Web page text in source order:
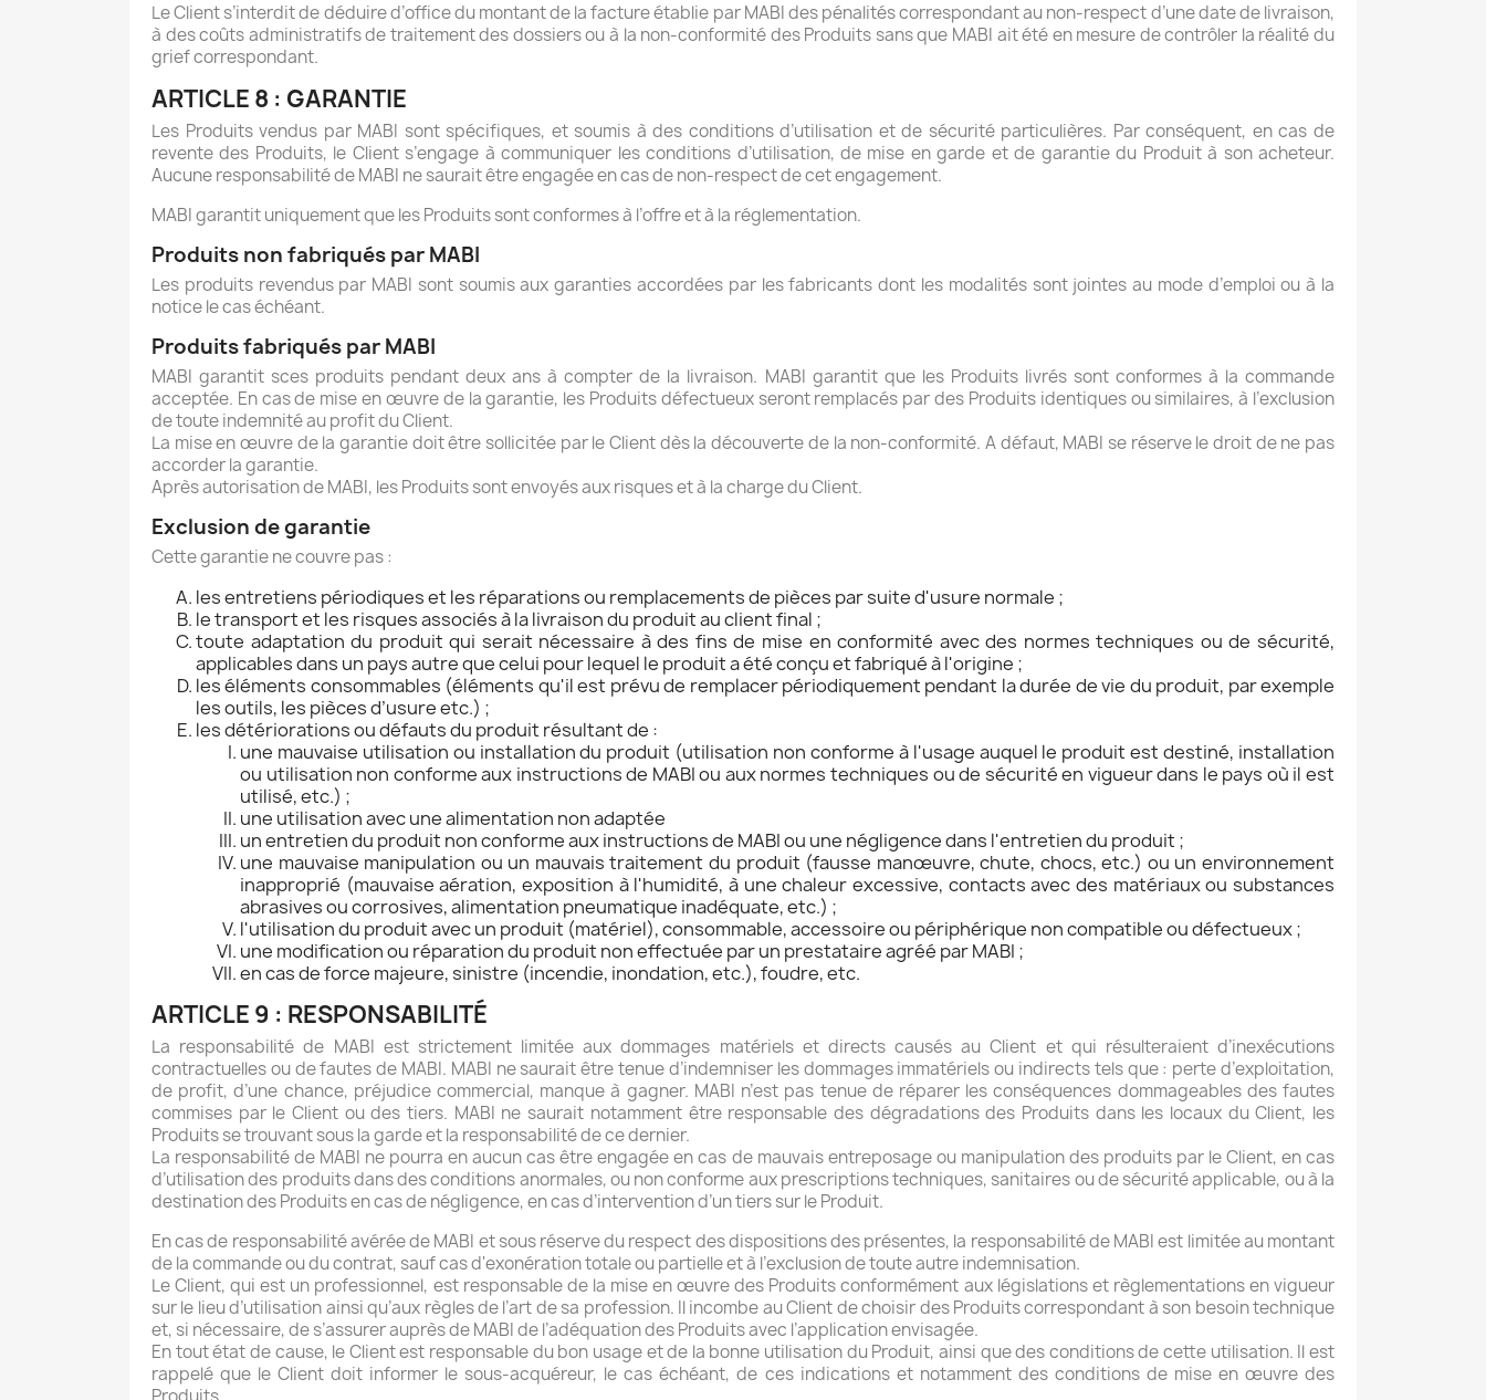
Le Client s’interdit de déduire d’office du montant de la facture établie par MABI des pénalités correspondant au non-respect d’une date de livraison,
à des coûts administratifs de traitement des dossiers ou à la non-conformité des Produits sans que MABI ait été en mesure de contrôler la réalité du
grief correspondant.
ARTICLE 8 : GARANTIE
Les Produits vendus par MABI sont spécifiques, et soumis à des conditions d’utilisation et de sécurité particulières. Par conséquent, en cas de
revente des Produits, le Client s’engage à communiquer les conditions d’utilisation, de mise en garde et de garantie du Produit à son acheteur.
Aucune responsabilité de MABI ne saurait être engagée en cas de non-respect de cet engagement.
MABI garantit uniquement que les Produits sont conformes à l’offre et à la réglementation.
Produits non fabriqués par MABI
Les produits revendus par MABI sont soumis aux garanties accordées par les fabricants dont les modalités sont jointes au mode d’emploi ou à la
notice le cas échéant.
Produits fabriqués par MABI
MABI garantit sces produits pendant deux ans à compter de la livraison. MABI garantit que les Produits livrés sont conformes à la commande
acceptée. En cas de mise en œuvre de la garantie, les Produits défectueux seront remplacés par des Produits identiques ou similaires, à l’exclusion
de toute indemnité au profit du Client.
La mise en œuvre de la garantie doit être sollicitée par le Client dès la découverte de la non-conformité. A défaut, MABI se réserve le droit de ne pas
accorder la garantie.
Après autorisation de MABI, les Produits sont envoyés aux risques et à la charge du Client.
Exclusion de garantie
Cette garantie ne couvre pas :
les entretiens périodiques et les réparations ou remplacements de pièces par suite d'usure normale ;
le transport et les risques associés à la livraison du produit au client final ;
toute adaptation du produit qui serait nécessaire à des fins de mise en conformité avec des normes techniques ou de sécurité,
applicables dans un pays autre que celui pour lequel le produit a été conçu et fabriqué à l'origine ;
les éléments consommables (éléments qu'il est prévu de remplacer périodiquement pendant la durée de vie du produit, par exemple
les outils, les pièces d’usure etc.) ;
les détériorations ou défauts du produit résultant de :
une mauvaise utilisation ou installation du produit (utilisation non conforme à l'usage auquel le produit est destiné, installation
ou utilisation non conforme aux instructions de MABI ou aux normes techniques ou de sécurité en vigueur dans le pays où il est
utilisé, etc.) ;
une utilisation avec une alimentation non adaptée
un entretien du produit non conforme aux instructions de MABI ou une négligence dans l'entretien du produit ;
une mauvaise manipulation ou un mauvais traitement du produit (fausse manœuvre, chute, chocs, etc.) ou un environnement
inapproprié (mauvaise aération, exposition à l'humidité, à une chaleur excessive, contacts avec des matériaux ou substances
abrasives ou corrosives, alimentation pneumatique inadéquate, etc.) ;
l'utilisation du produit avec un produit (matériel), consommable, accessoire ou périphérique non compatible ou défectueux ;
une modification ou réparation du produit non effectuée par un prestataire agréé par MABI ;
en cas de force majeure, sinistre (incendie, inondation, etc.), foudre, etc.
ARTICLE 9 : RESPONSABILITÉ
La responsabilité de MABI est strictement limitée aux dommages matériels et directs causés au Client et qui résulteraient d’inexécutions
contractuelles ou de fautes de MABI. MABI ne saurait être tenue d’indemniser les dommages immatériels ou indirects tels que : perte d’exploitation,
de profit, d’une chance, préjudice commercial, manque à gagner. MABI n’est pas tenue de réparer les conséquences dommageables des fautes
commises par le Client ou des tiers. MABI ne saurait notamment être responsable des dégradations des Produits dans les locaux du Client, les
Produits se trouvant sous la garde et la responsabilité de ce dernier.
La responsabilité de MABI ne pourra en aucun cas être engagée en cas de mauvais entreposage ou manipulation des produits par le Client, en cas
d’utilisation des produits dans des conditions anormales, ou non conforme aux prescriptions techniques, sanitaires ou de sécurité applicable, ou à la
destination des Produits en cas de négligence, en cas d’intervention d’un tiers sur le Produit.
En cas de responsabilité avérée de MABI et sous réserve du respect des dispositions des présentes, la responsabilité de MABI est limitée au montant
de la commande ou du contrat, sauf cas d'exonération totale ou partielle et à l’exclusion de toute autre indemnisation.
Le Client, qui est un professionnel, est responsable de la mise en œuvre des Produits conformément aux législations et règlementations en vigueur
sur le lieu d’utilisation ainsi qu’aux règles de l’art de sa profession. Il incombe au Client de choisir des Produits correspondant à son besoin technique
et, si nécessaire, de s’assurer auprès de MABI de l’adéquation des Produits avec l’application envisagée.
En tout état de cause, le Client est responsable du bon usage et de la bonne utilisation du Produit, ainsi que des conditions de cette utilisation. Il est
rappelé que le Client doit informer le sous-acquéreur, le cas échéant, de ces indications et notamment des conditions de mise en œuvre des